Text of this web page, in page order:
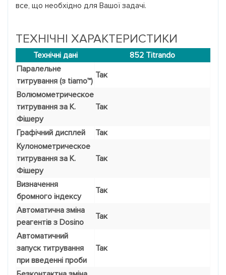
все, що необхідно для Вашої задачі.
ТЕХНІЧНІ ХАРАКТЕРИСТИКИ
Технічні дані
852 Titrando
Паралельне
титрування (з tiamo™)
Так
Волюмометрическое
титрування за К.
Фішеру
Так
Графічний дисплей
Так
Кулонометрическое
титрування за К.
Фішеру
Так
Визначення
бромного індексу
Так
Автоматична зміна
реагентів з Dosino
Так
Автоматичний
запуск титрування
при введенні проби
Так